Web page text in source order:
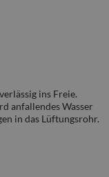
ins Freie.
anfallendes Wasser
in das Lüftungsrohr.